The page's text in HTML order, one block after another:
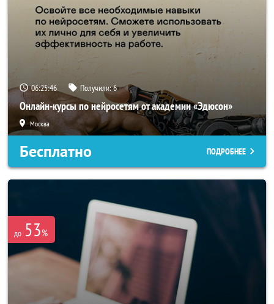
06:25:46 Получили:6
Онлайн-курсы по нейросетям от академии «Эдюсон»
Москва
Бесплатно ПОДРОБНЕЕ
до 53%